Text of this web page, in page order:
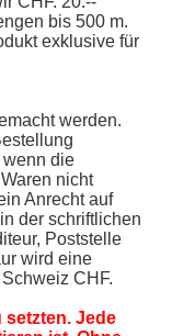
bis 500 m.
exklusive für
werden.
wenn die
nicht
Anrecht auf
der schriftlichen
Poststelle
wird eine
CHF.
setzten. Jede